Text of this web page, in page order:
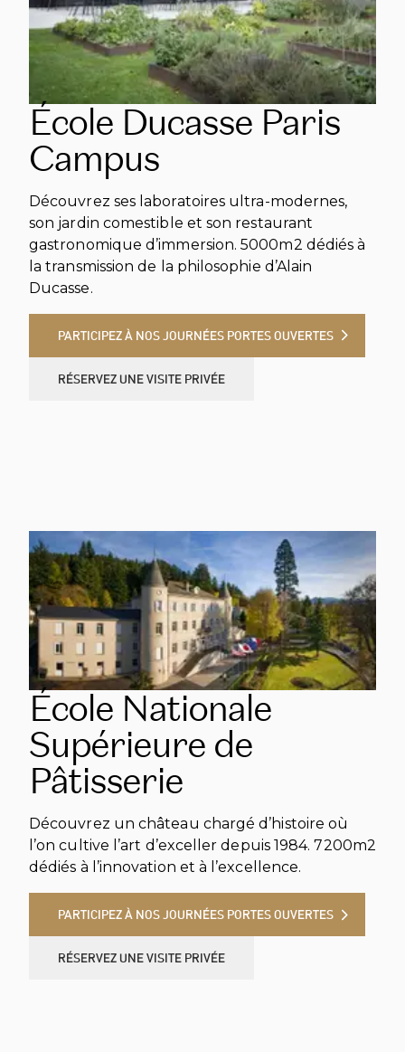
École Ducasse Paris
Campus
Découvrez ses laboratoires ultra-modernes,
son jardin comestible et son restaurant
gastronomique d’immersion. 5000m2 dédiés à
la transmission de la philosophie d’Alain
Ducasse.
PARTICIPEZ À NOS JOURNÉES PORTES OUVERTES
RÉSERVEZ UNE VISITE PRIVÉE
École Nationale
Supérieure de
Pâtisserie
Découvrez un château chargé d’histoire où
l’on cultive l’art d’exceller depuis 1984. 7200m2
dédiés à l’innovation et à l’excellence.
PARTICIPEZ À NOS JOURNÉES PORTES OUVERTES
RÉSERVEZ UNE VISITE PRIVÉE